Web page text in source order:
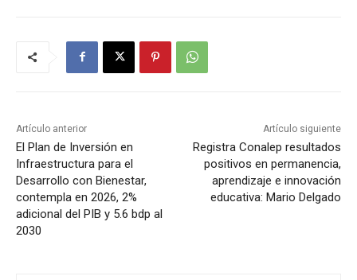
Artículo anterior
El Plan de Inversión en
Infraestructura para el
Desarrollo con Bienestar,
contempla en 2026, 2%
adicional del PIB y 5.6 bdp al
2030
Artículo siguiente
Registra Conalep resultados
positivos en permanencia,
aprendizaje e innovación
educativa: Mario Delgado